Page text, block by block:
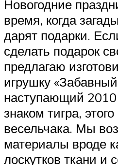
Новогодние
время, когда
дарят подарки.
сделать подарок
предлагаю
игрушку
наступающий 2010
знаком тигра,
весельчака. Мы
материалы вроде
лоскутков ткани и